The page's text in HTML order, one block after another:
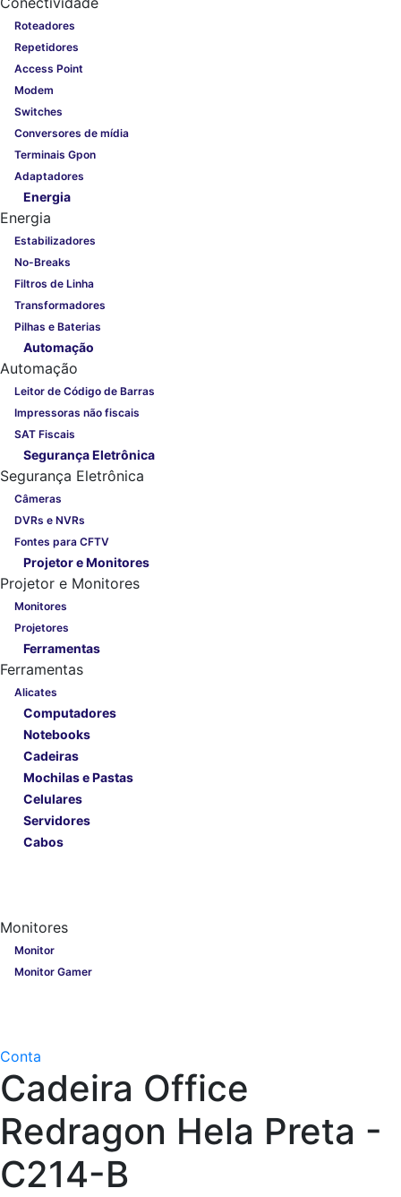
Roteadores
Repetidores
Access Point
Modem
Switches
Conversores de mídia
Terminais Gpon
Adaptadores
Energia
Energia
Estabilizadores
No-Breaks
Filtros de Linha
Transformadores
Pilhas e Baterias
Automação
Automação
Leitor de Código de Barras
Impressoras não fiscais
SAT Fiscais
Segurança Eletrônica
Segurança Eletrônica
Câmeras
DVRs e NVRs
Fontes para CFTV
Projetor e Monitores
Projetor e Monitores
Monitores
Projetores
Ferramentas
Ferramentas
Alicates
Computadores
Notebooks
Cadeiras
Mochilas e Pastas
Celulares
Servidores
Cabos
Monitores
Monitor
Monitor Gamer
Conta
Cadeira Office
Redragon Hela Preta -
C214-B